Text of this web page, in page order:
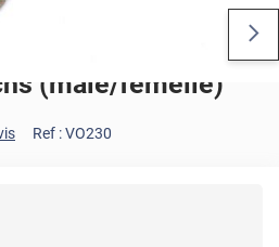
(mâle/femelle)
Ref :VO230